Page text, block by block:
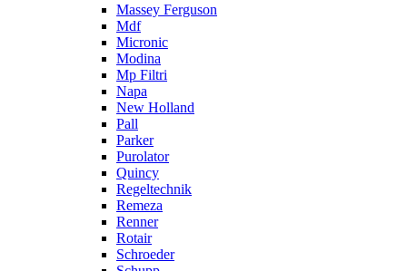
Massey Ferguson
Mdf
Micronic
Modina
Mp Filtri
Napa
New Holland
Pall
Parker
Purolator
Quincy
Regeltechnik
Remeza
Renner
Rotair
Schroeder